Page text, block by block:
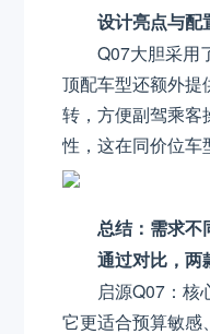
设计亮点与配
Q07大胆采用
顶配车型还额外提
转，方便副驾乘客
性，这在同价位车
总结：需求不
通过对比，两
启源Q07：核
它更适合预算敏感